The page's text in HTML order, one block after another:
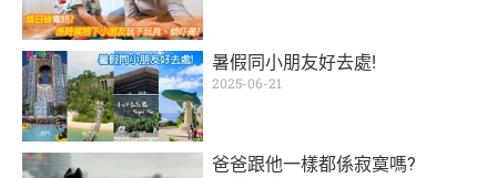
暑假同小朋友好去處!
2025-06-21
爸爸跟他一樣都係寂寞嗎?